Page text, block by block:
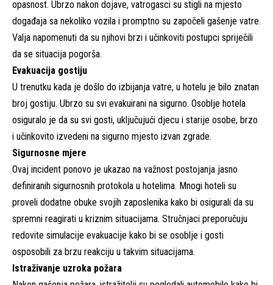
opasnost. Ubrzo nakon dojave, vatrogasci su stigli na mjesto
događaja sa nekoliko vozila i promptno su započeli gašenje vatre.
Valja napomenuti da su njihovi brzi i učinkoviti postupci spriječili
da se situacija pogorša.
Evakuacija gostiju
U trenutku kada je došlo do izbijanja vatre, u hotelu je bilo znatan
broj gostiju. Ubrzo su svi evakuirani na sigurno. Osoblje hotela
osiguralo je da su svi gosti, uključujući djecu i starije osobe, brzo
i učinkovito izvedeni na sigurno mjesto izvan zgrade.
Sigurnosne mjere
Ovaj incident ponovo je ukazao na važnost postojanja jasno
definiranih sigurnosnih protokola u hotelima. Mnogi hoteli su
proveli dodatne obuke svojih zaposlenika kako bi osigurali da su
spremni reagirati u kriznim situacijama. Stručnjaci preporučuju
redovite simulacije evakuacije kako bi se osoblje i gosti
osposobili za brzu reakciju u takvim situacijama.
Istraživanje uzroka požara